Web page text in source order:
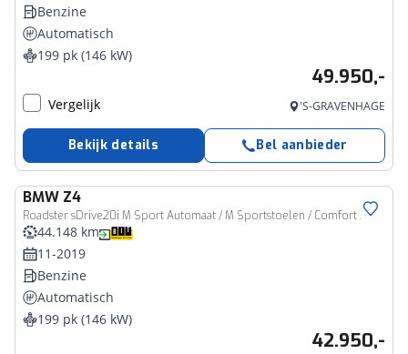
Benzine
Automatisch
199 pk (146 kW)
49.950,-
Vergelijk 'S-GRAVENHAGE
Bekijk details Bel aanbieder
BMW Z4
Roadster sDrive20i M Sport Automaat / M Sportstoelen / Comfort Access / Achteruitrijcamera / Harman Kardon / Stoelverwarming
44.148 km
11-2019
Benzine
Automatisch
199 pk (146 kW)
42.950,-